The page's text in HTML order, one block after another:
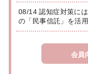
08/14 認知症対策に
の「民事信託」を活
会員